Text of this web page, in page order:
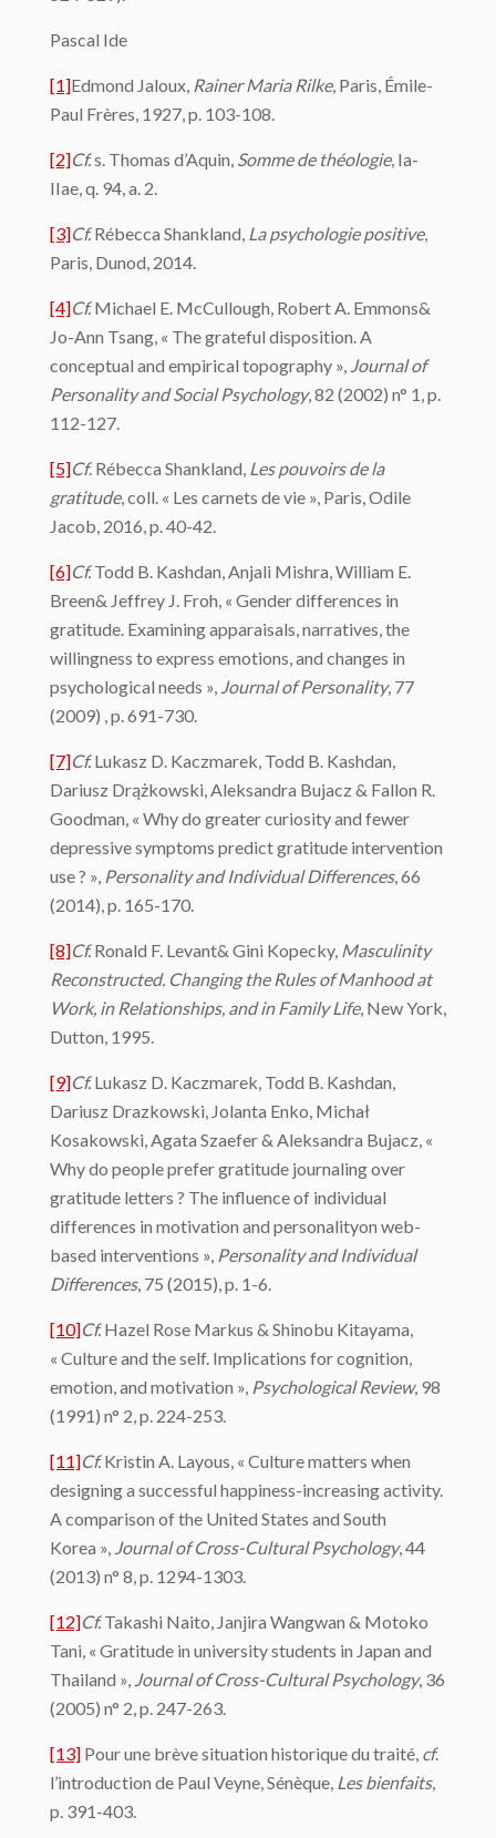
Pascal Ide
[1]Edmond Jaloux, Rainer Maria Rilke, Paris, Émile-
Paul Frères, 1927, p. 103-108.
[2]Cf.s. Thomas d’Aquin, Somme de théologie, Ia-
IIae, q. 94, a. 2.
[3]Cf.Rébecca Shankland, La psychologie positive,
Paris, Dunod, 2014.
[4]Cf.Michael E. McCullough, Robert A. Emmons&
Jo-Ann Tsang, « The grateful disposition. A
conceptual and empirical topography », Journal of
Personality and Social Psychology, 82 (2002) n° 1, p.
112-127.
[5]Cf. Rébecca Shankland, Les pouvoirs de la
gratitude, coll. « Les carnets de vie », Paris, Odile
Jacob, 2016, p. 40-42.
[6]Cf.Todd B. Kashdan, Anjali Mishra, William E.
Breen& Jeffrey J. Froh, « Gender differences in
gratitude. Examining apparaisals, narratives, the
willingness to express emotions, and changes in
psychological needs », Journal of Personality, 77
(2009) , p. 691-730.
[7]Cf.Lukasz D. Kaczmarek, Todd B. Kashdan,
Dariusz Drążkowski, Aleksandra Bujacz & Fallon R.
Goodman, « Why do greater curiosity and fewer
depressive symptoms predict gratitude intervention
use ? », Personality and Individual Differences, 66
(2014), p. 165-170.
[8]Cf.Ronald F. Levant& Gini Kopecky, Masculinity
Reconstructed. Changing the Rules of Manhood at
Work, in Relationships, and in Family Life, New York,
Dutton, 1995.
[9]Cf.Lukasz D. Kaczmarek, Todd B. Kashdan,
Dariusz Drazkowski, Jolanta Enko, Michał
Kosakowski, Agata Szaefer & Aleksandra Bujacz, «
Why do people prefer gratitude journaling over
gratitude letters ? The influence of individual
differences in motivation and personalityon web-
based interventions », Personality and Individual
Differences, 75 (2015), p. 1-6.
[10]Cf.Hazel Rose Markus & Shinobu Kitayama,
« Culture and the self. Implications for cognition,
emotion, and motivation », Psychological Review, 98
(1991) n° 2, p. 224-253.
[11]Cf.Kristin A. Layous, « Culture matters when
designing a successful happiness-increasing activity.
A comparison of the United States and South
Korea », Journal of Cross-Cultural Psychology, 44
(2013) n° 8, p. 1294-1303.
[12]Cf.Takashi Naito, Janjira Wangwan & Motoko
Tani, « Gratitude in university students in Japan and
Thailand », Journal of Cross-Cultural Psychology, 36
(2005) n° 2, p. 247-263.
[13] Pour une brève situation historique du traité, cf.
l’introduction de Paul Veyne, Sénèque, Les bienfaits,
p. 391-403.